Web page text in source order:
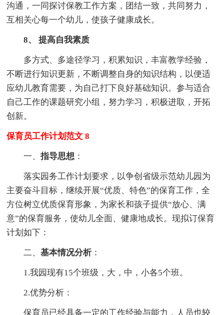
沟通，一同探讨保教工作方案，团结一致，共同努力，
互相关心每一个幼儿，使孩子健康成长。
8、 提高自我素质
多方式、多途径学习，积累知识，丰富教学经验，
不断进行知识更新，不断调整自身的知识结构，以便适
应幼儿教育需要，为自己打下良好基础知识。参与适合
自己工作的课题研究小组，努力学习，积极进取，开拓
创新。
保育员工作计划范文 8
一、指导思想 ：
落实园务工作计划要求，以争创省级示范幼儿园为
主要奋斗目标，继续开展“优质、特色”的保育工作，全
方位树立优质保育形象，为家长和孩子提供“放心、满
意”的保育服务，使幼儿全面、健康地成长。现拟订保育
计划如下：
二、基本情况分析：
1.我园现有15个班级，大，中，小各5个班。
2.优势分析：
保育员已经具备一定的工作经验与能力，人员也较